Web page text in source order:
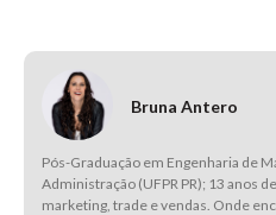
Bruna Antero
Pós-Graduação em Engenharia de
Administração (UFPR PR); 13 anos
marketing, trade e vendas. Onde